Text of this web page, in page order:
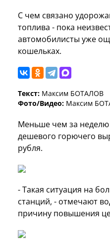
С чем связано
топлива - пока
автомобилисты уже
кошельках.
Текст: Максим БОТАЛОВ
Фото/Видео: Максим
Меньше чем за неделю
дешевого горючего
рубля.
- Такая ситуация на
станций, - отмечают
причину повышения